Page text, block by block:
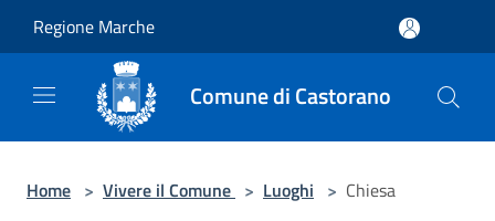
Regione Marche
Comune di Castorano
Home > Vivere il Comune > Luoghi > Chiesa